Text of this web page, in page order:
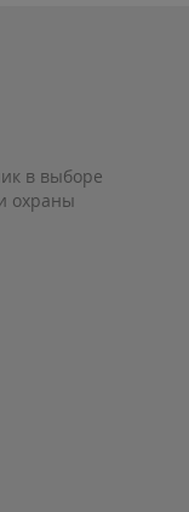
в выборе
охраны